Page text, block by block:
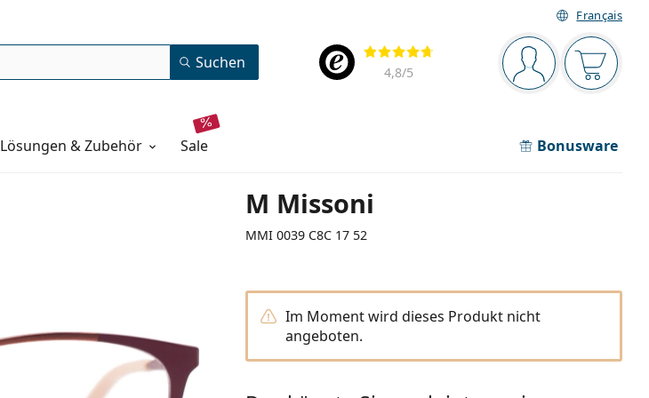
Français
Navigationsleiste
Sie sind Der
Bewertung
4,8/5
Suchen
Lösungen & Zubehör sale Bonusware
M Missoni
MMI 0039 C8C 17 52
Im Moment wird dieses Produkt nicht
angeboten.